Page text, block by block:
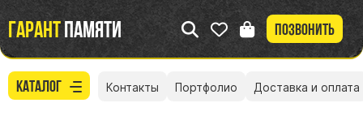
Гарантпамяти Позвонить
Каталог Контакты Портфолио Доставка и оплата